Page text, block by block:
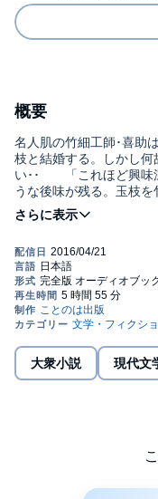
概要
名人肌の竹細工師･喜助
枝と結婚する。しかし
い･･ 「これほど興味
うな後味が残る。玉枝を
もない竹取物語の世界
郎
ことのは出版
大衆小説 現代文